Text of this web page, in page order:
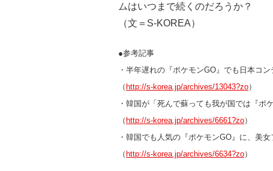
ムはいつまで続くのだろうか？
（文＝S-KOREA）
●参考記事
・半年遅れの『ポケモンGO』でも日本コ
（ http://s-korea.jp/archives/13043?zo）
・韓国が「死んで蘇っても我が国では『ポ
（ http://s-korea.jp/archives/6661?zo）
・韓国でも人気の『ポケモンGO』に、美
（ http://s-korea.jp/archives/6634?zo）